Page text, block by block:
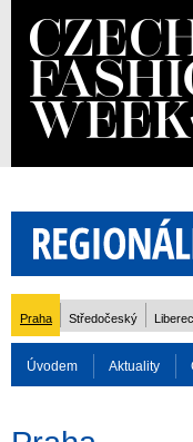
Praha Středočeský
Úvodem Aktuality